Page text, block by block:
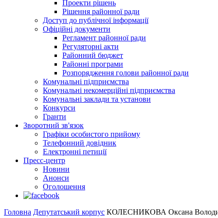
Проекти рішень
Рішення районної ради
Доступ до публічної інформації
Офіційні документи
Регламент районної ради
Регуляторні акти
Районний бюджет
Районні програми
Розпорядження голови районної ради
Комунальні підприємства
Комунальні некомерційні підприємства
Комунальні заклади та установи
Конкурси
Гранти
Зворотний зв'язок
Графіки особистого прийому
Телефонний довідник
Електронні петиції
Пресс-центр
Новини
Анонси
Оголошення
Головна Депутатський корпус КОЛЕСНИКОВА Оксана